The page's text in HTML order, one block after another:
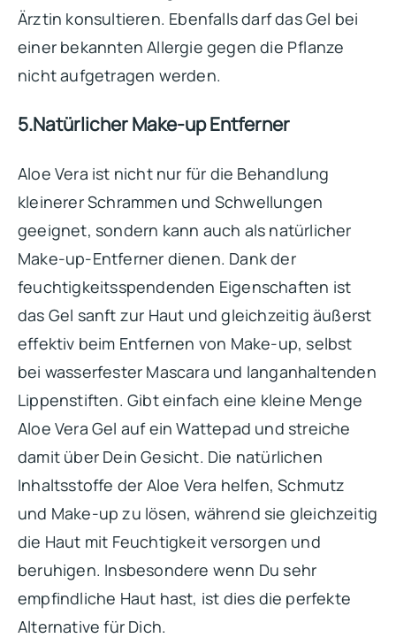
Ärztin konsultieren. Ebenfalls darf das Gel bei
einer bekannten Allergie gegen die Pflanze
nicht aufgetragen werden.
5.Natürlicher Make-up Entferner
Aloe Vera ist nicht nur für die Behandlung
kleinerer Schrammen und Schwellungen
geeignet, sondern kann auch als natürlicher
Make-up-Entferner dienen. Dank der
feuchtigkeitsspendenden Eigenschaften ist
das Gel sanft zur Haut und gleichzeitig äußerst
effektiv beim Entfernen von Make-up, selbst
bei wasserfester Mascara und langanhaltenden
Lippenstiften. Gibt einfach eine kleine Menge
Aloe Vera Gel auf ein Wattepad und streiche
damit über Dein Gesicht. Die natürlichen
Inhaltsstoffe der Aloe Vera helfen, Schmutz
und Make-up zu lösen, während sie gleichzeitig
die Haut mit Feuchtigkeit versorgen und
beruhigen. Insbesondere wenn Du sehr
empfindliche Haut hast, ist dies die perfekte
Alternative für Dich.